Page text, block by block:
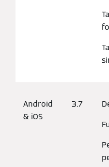
Android
& iOS
3.7